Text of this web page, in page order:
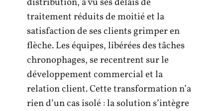
traitement réduits de moitié et la
satisfaction de ses clients grimper en
flèche. Les équipes, libérées des tâches
chronophages, se recentrent sur le
développement commercial et la
relation client. Cette transformation n’a
rien d’un cas isolé : la solution s’intègre